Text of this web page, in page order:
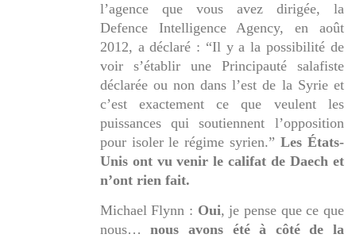
l’agence que vous avez dirigée, la
Defence Intelligence Agency, en août
2012, a déclaré : “Il y a la possibilité de
voir s’établir une Principauté salafiste
déclarée ou non dans l’est de la Syrie et
c’est exactement ce que veulent les
puissances qui soutiennent l’opposition
pour isoler le régime syrien.” Les États-
Unis ont vu venir le califat de Daech et
n’ont rien fait.
Michael Flynn : Oui, je pense que ce que
nous…nous avons été à côté de la